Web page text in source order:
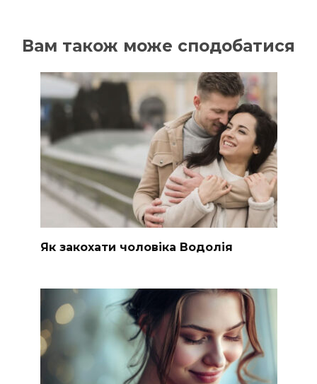
Вам також може сподобатися
Як закохати чоловіка Водолія